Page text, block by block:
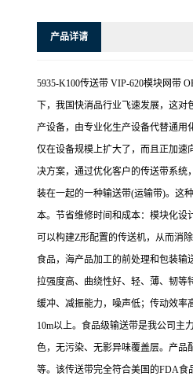
产品详请
5935-K100传送带 VIP-620模块网带
下，我国快消品行业飞速发展，这
产设备，由专业化生产设备代替通用
仅在设备规模上扩大了，而且正加速
决方案，通过优化客户的传送带系统
装在一起的一种输送带(运输带)。这
本。节省维修时间和成本：模块化设
可以构建Z形配置的传送机，从而消
食品，海产品加工的前处理和包装输
拉强度高、曲绕性好、轻、薄、韧等
缓冲、减振能力，噪声低；传动效率
10m以上。食品级输送带是我公司主
色，无污染、无影异味覆盖层。产品
等。该传送带完全符合美国的FDA食